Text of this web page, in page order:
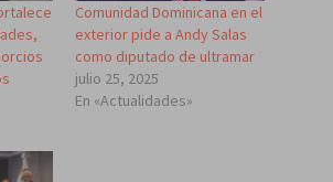
Comunidad Dominicana en el
exterior pide a Andy Salas
como diputado de ultramar
julio 25, 2025
En «Actualidades»